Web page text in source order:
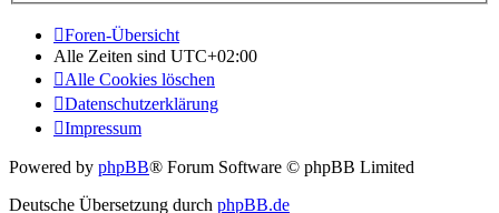
Foren-Übersicht
Alle Zeiten sind UTC+02:00
Alle Cookies löschen
Datenschutzerklärung
Impressum
Powered by phpBB® Forum Software © phpBB Limited
Deutsche Übersetzung durch phpBB.de